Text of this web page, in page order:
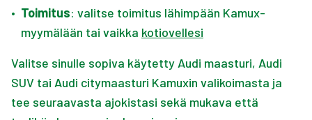
• Toimitus: valitse toimitus lähimpään Kamux-
myymälään tai vaikka kotiovellesi
Valitse sinulle sopiva käytetty Audi maasturi, Audi
SUV tai Audi citymaasturi Kamuxin valikoimasta ja
tee seuraavasta ajokistasi sekä mukava että